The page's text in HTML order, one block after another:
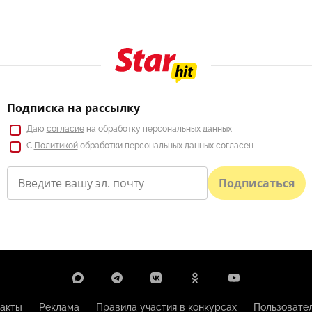
Подписка на рассылку
Даю согласиена обработку персональных данных
С Политикойобработки персональных данных согласен
Подписаться
Реклама Правила участия в конкурсах